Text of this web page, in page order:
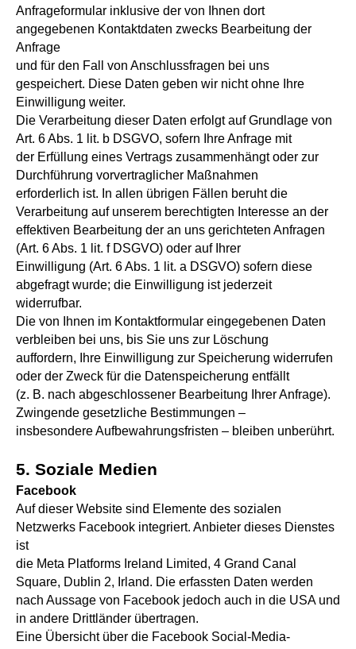
Anfrageformular inklusive der von Ihnen dort
angegebenen Kontaktdaten zwecks Bearbeitung der
Anfrage
und für den Fall von Anschlussfragen bei uns
gespeichert. Diese Daten geben wir nicht ohne Ihre
Einwilligung weiter.
Die Verarbeitung dieser Daten erfolgt auf Grundlage von
Art. 6 Abs. 1 lit. b DSGVO, sofern Ihre Anfrage mit
der Erfüllung eines Vertrags zusammenhängt oder zur
Durchführung vorvertraglicher Maßnahmen
erforderlich ist. In allen übrigen Fällen beruht die
Verarbeitung auf unserem berechtigten Interesse an der
effektiven Bearbeitung der an uns gerichteten Anfragen
(Art. 6 Abs. 1 lit. f DSGVO) oder auf Ihrer
Einwilligung (Art. 6 Abs. 1 lit. a DSGVO) sofern diese
abgefragt wurde; die Einwilligung ist jederzeit
widerrufbar.
Die von Ihnen im Kontaktformular eingegebenen Daten
verbleiben bei uns, bis Sie uns zur Löschung
auffordern, Ihre Einwilligung zur Speicherung widerrufen
oder der Zweck für die Datenspeicherung entfällt
(z. B. nach abgeschlossener Bearbeitung Ihrer Anfrage).
Zwingende gesetzliche Bestimmungen –
insbesondere Aufbewahrungsfristen – bleiben unberührt.
5. Soziale Medien
Facebook
Auf dieser Website sind Elemente des sozialen
Netzwerks Facebook integriert. Anbieter dieses Dienstes
ist
die Meta Platforms Ireland Limited, 4 Grand Canal
Square, Dublin 2, Irland. Die erfassten Daten werden
nach Aussage von Facebook jedoch auch in die USA und
in andere Drittländer übertragen.
Eine Übersicht über die Facebook Social-Media-